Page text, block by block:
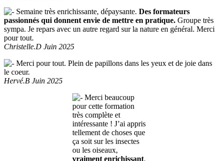
Semaine très enrichissante, dépaysante. Des formateurs
passionnés qui donnent envie de mettre en pratique. Groupe très
sympa. Je repars avec un autre regard sur la nature en général. Merci
pour tout.
Christelle.D Juin 2025
Merci pour tout. Plein de papillons dans les yeux et de joie dans
le coeur.
Hervé.B Juin 2025
Merci beaucoup
pour cette formation
très complète et
intéressante ! J’ai appris
tellement de choses que
ça soit sur les insectes
ou les oiseaux,
vraiment enrichissant.